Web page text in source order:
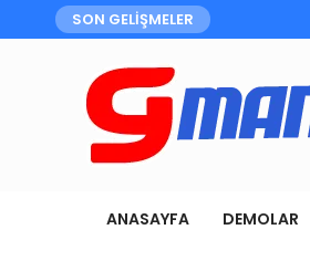
SON GELİŞMELER
ANASAYFA DEMOLAR